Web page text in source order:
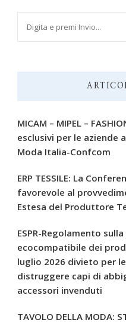
MICAM – MIPEL –
esclusivi per le aziende
Moda Italia-Confcom
ERP TESSILE: La
favorevole al
Estesa del Produttore
ESPR-Regolamento
ecocompatibile dei
luglio 2026 divieto per
distruggere capi di
accessori invenduti
TAVOLO DELLA MODA: